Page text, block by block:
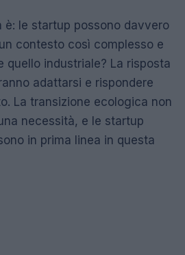
è: le startup possono davvero
contesto così complesso e
quello industriale? La risposta
adattarsi e rispondere
La transizione ecologica non
necessità, e le startup
in prima linea in questa